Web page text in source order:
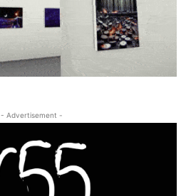
- Advertisement -